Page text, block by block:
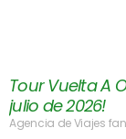
Tour Vuelta A
julio de 2026!
Agencia de Viajes